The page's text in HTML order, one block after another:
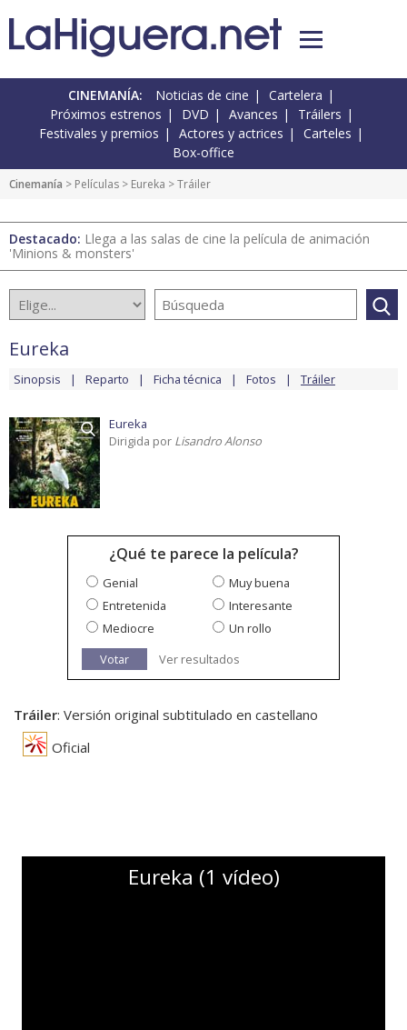
CINEMANÍA: Noticias de cine
Cartelera
Próximos estrenos
DVD Avances
Tráilers
Festivales y premios
Actores y actrices
Carteles
Box-office
Cinemanía > Películas > Eureka > Tráiler
Destacado: Llega a las salas de cine la película de animación
'Minions & monsters'
Eureka
Sinopsis Reparto Ficha técnica Fotos Tráiler
Eureka
Dirigida por Lisandro Alonso
¿Qué te parece la película?
Genial
Muy buena
Entretenida
Interesante
Mediocre
Un rollo
Votar
Ver resultados
Tráiler: Versión original subtitulado en castellano
Oficial
Eureka (1 vídeo)